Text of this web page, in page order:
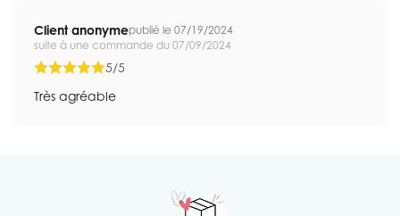
Client anonymepublié le 07/19/2024
suite à une commande du 07/09/2024
5/5
Très agréable